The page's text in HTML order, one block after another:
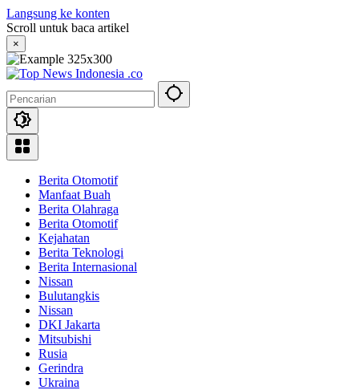
Langsung ke konten
Scroll untuk baca artikel
×
Berita Otomotif
Manfaat Buah
Berita Olahraga
Berita Otomotif
Kejahatan
Berita Teknologi
Berita Internasional
Nissan
Bulutangkis
Nissan
DKI Jakarta
Mitsubishi
Rusia
Gerindra
Ukraina